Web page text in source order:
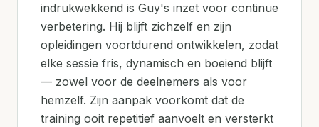
indrukwekkend is Guy's inzet voor continue
verbetering. Hij blijft zichzelf en zijn
opleidingen voortdurend ontwikkelen, zodat
elke sessie fris, dynamisch en boeiend blijft
— zowel voor de deelnemers als voor
hemzelf. Zijn aanpak voorkomt dat de
training ooit repetitief aanvoelt en versterkt